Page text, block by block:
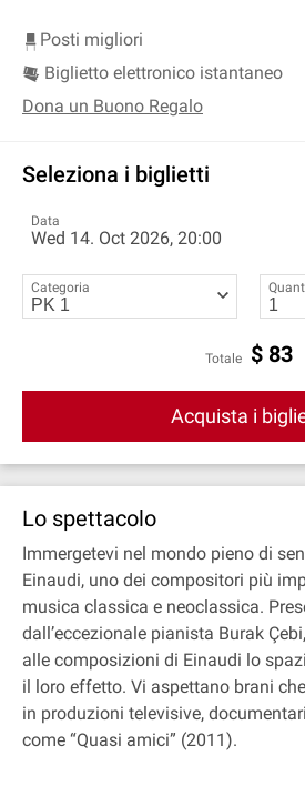
Posti migliori
Biglietto elettronico istantaneo
Dona un Buono Regalo
Seleziona i biglietti
Data
Wed 14. Oct 2026, 20:00
Categoria
Totale $ 83
Acquista i
Lo spettacolo
Immergetevi nel mondo pieno di
Einaudi, uno dei compositori più
musica classica e neoclassica.
dall’eccezionale pianista Burak
alle composizioni di Einaudi lo
il loro effetto. Vi aspettano brani
in produzioni televisive,
come “Quasi amici” (2011).